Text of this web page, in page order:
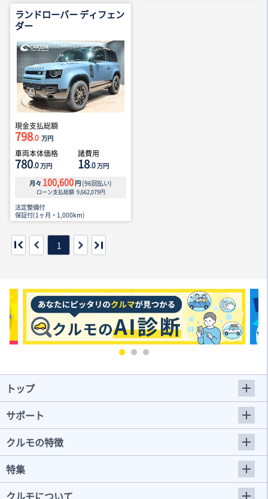
ランドローバー ディフェン
ダー
現金支払総額
798.0 万円
車両本体価格
780.0万円
諸費用
18.0万円
月々 100,600 円 (96回払い)
ローン支払総額 9,662,079円
法定整備付
保証付(1ヶ月・1,000km)
1
トップ
サポート
クルモの特徴
特集
クルモについて